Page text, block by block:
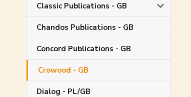
Classic Publications - GB
Chandos Publications - GB
Concord Publications - GB
Crowood - GB
Dialog - PL/GB